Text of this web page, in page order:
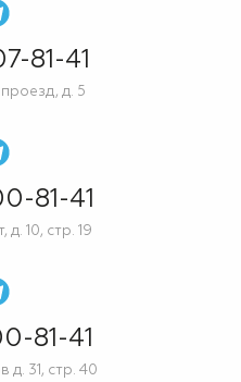
81-41
д. 5
81-41
д. 10, стр. 19
81-41
д. 31, стр. 40